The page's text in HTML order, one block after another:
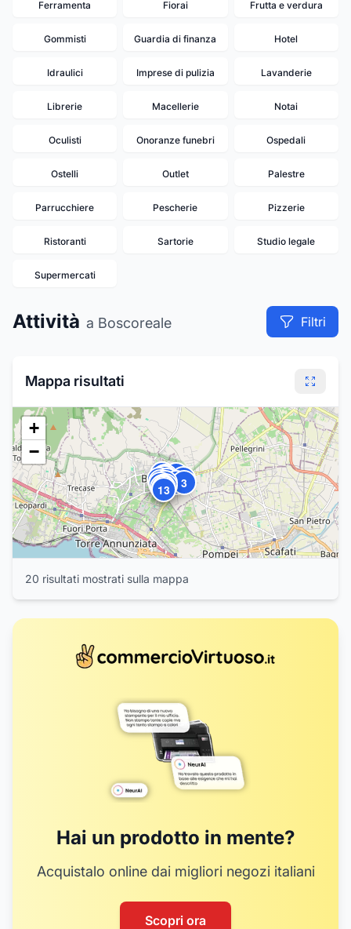
Ferramenta Fiorai Frutta e verdura
Gommisti Guardia di finanza Hotel
Idraulici Imprese di pulizia Lavanderie
Librerie Macellerie Notai
Oculisti Onoranze funebri Ospedali
Ostelli Outlet Palestre
Parrucchiere Pescherie Pizzerie
Ristoranti Sartorie Studio legale
Supermercati
Attività a Boscoreale Filtri
Mappa risultati
1
23
4
5
6
7
8
9
10
11
12
13
14
15
16
17
18
19
20
+
−
20 risultati mostrati sulla mappa
Hai un prodotto in mente?
Acquistalo online dai migliori negozi italiani
Scopri ora